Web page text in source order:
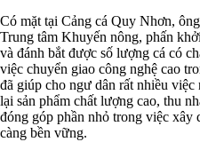
Có mặt tại Cảng cá Quy Nhơn,
Trung tâm Khuyến nông, phấn
và đánh bắt được số lượng cá có
việc chuyển giao công nghệ cao
đã giúp cho ngư dân rất nhiều việc
lại sản phẩm chất lượng cao, thu
đóng góp phần nhỏ trong việc xây
càng bền vững.